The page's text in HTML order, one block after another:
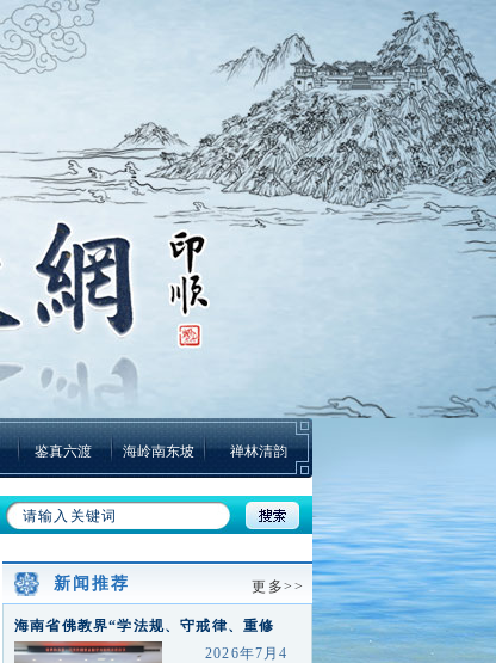
鉴真六渡 海岭南东坡 禅林清韵
新闻推荐 更多>>
海南省佛教界“学法规、守戒律、重修
为、树形象”主题教育活动总2026年7月4